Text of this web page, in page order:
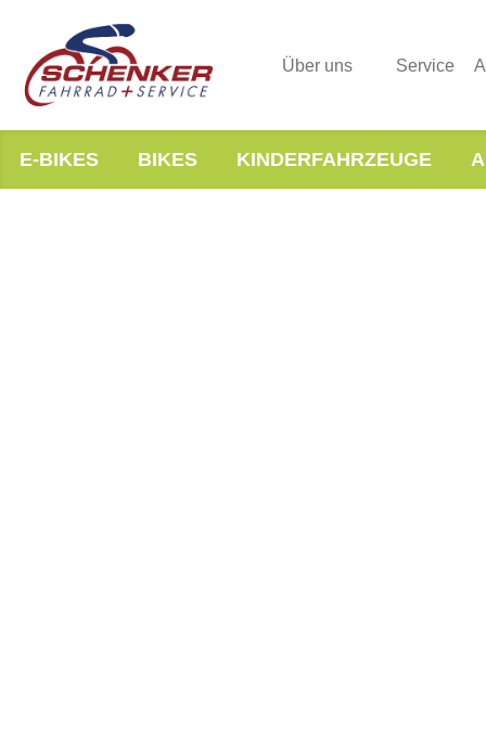
Über uns Service
E-BIKES BIKES KINDERFAHRZEUGE